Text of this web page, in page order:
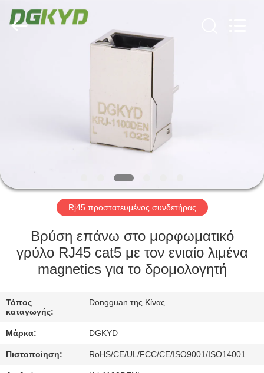
ΠΕΡΊΠΟΥ
ΓΎΡΟΣ
ΕΡΓΟΣΤΑΣΊΩΝ
ΠΟΙΟΤΙΚΌΣ
ΈΛΕΓΧΟΣ
ΜΑΣ
Electronic
Technology
Co.,ltd.
Rj45 προστατευμένος συνδετήρας
Βρύση επάνω στο μορφωματικό
γρύλο RJ45 cat5 με τον ενιαίο λιμένα
magnetics για το δρομολογητή
Τόπος
καταγωγής:
Dongguan της Κίνας
Μάρκα: DGKYD
Πιστοποίηση: RoHS/CE/UL/FCC/CE/ISO9001/ISO14001